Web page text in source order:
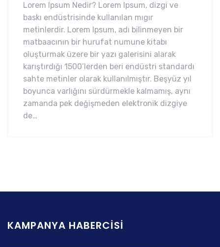
Lorem Ipsum Nedir? Lorem Ipsum, dizgi ve
baskı endüstrisinde kullanılan mıgır
metinlerdir. Lorem Ipsum, adı bilinmeyen bir
matbaacının bir hurufat numune kitabı
oluşturmak üzere bir yazı galerisini alarak
karıştırdığı 1500’lerden beri endüstri standardı
sahte metinler olarak kullanılmıştır. Beşyüz yıl
boyunca varlığını sürdürmekle kalmamış, aynı
zamanda pek değişmeden elektronik dizgiye
de…
KAMPANYA HABERCISI